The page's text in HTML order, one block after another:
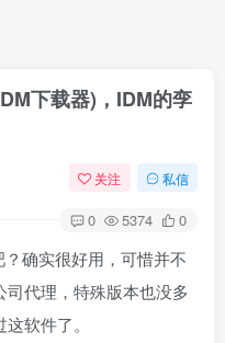
下载器)，IDM的孪
关注 私信
0 5374 0
确实很好用，可惜并不
代理，特殊版本也没多
软件了。